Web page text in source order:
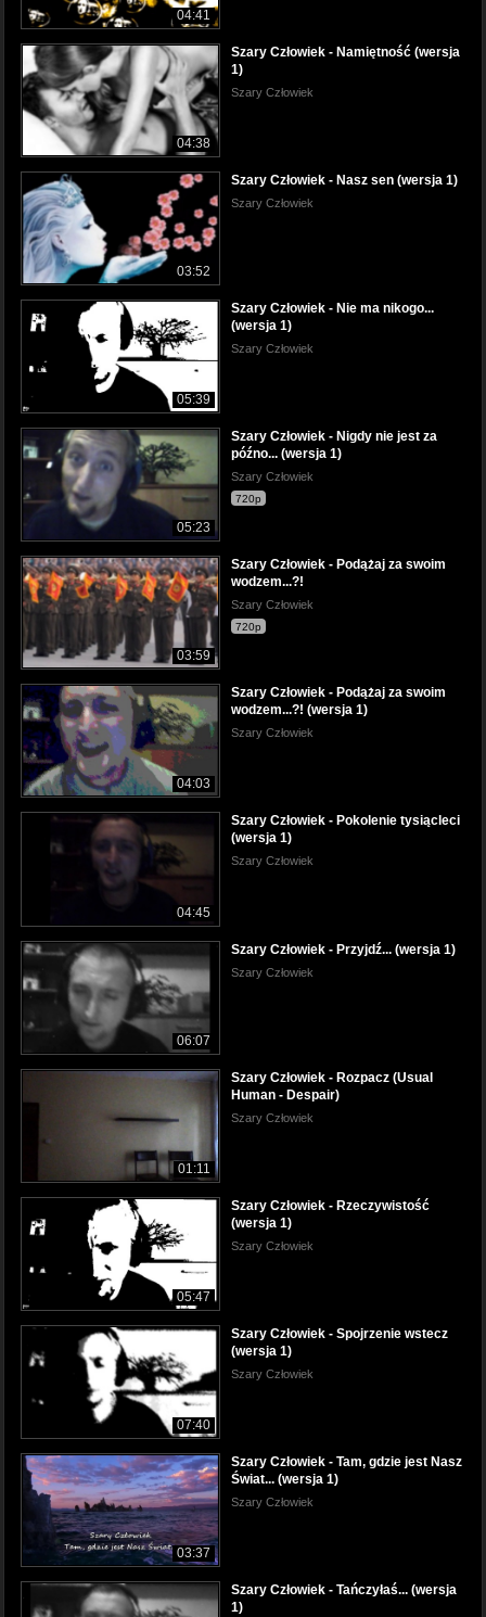
04:41
04:38
Szary Człowiek - Namiętność (wersja
1)
Szary Człowiek
03:52
Szary Człowiek - Nasz sen (wersja 1)
Szary Człowiek
05:39
Szary Człowiek - Nie ma nikogo...
(wersja 1)
Szary Człowiek
05:23
Szary Człowiek - Nigdy nie jest za
późno... (wersja 1)
Szary Człowiek
720p
03:59
Szary Człowiek - Podążaj za swoim
wodzem...?!
Szary Człowiek
720p
04:03
Szary Człowiek - Podążaj za swoim
wodzem...?! (wersja 1)
Szary Człowiek
04:45
Szary Człowiek - Pokolenie tysiącleci
(wersja 1)
Szary Człowiek
06:07
Szary Człowiek - Przyjdź... (wersja 1)
Szary Człowiek
01:11
Szary Człowiek - Rozpacz (Usual
Human - Despair)
Szary Człowiek
05:47
Szary Człowiek - Rzeczywistość
(wersja 1)
Szary Człowiek
07:40
Szary Człowiek - Spojrzenie wstecz
(wersja 1)
Szary Człowiek
03:37
Szary Człowiek - Tam, gdzie jest Nasz
Świat... (wersja 1)
Szary Człowiek
Szary Człowiek - Tańczyłaś... (wersja
1)